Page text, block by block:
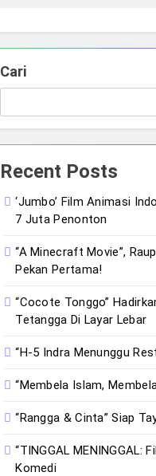
Cari
Recent Posts
‘Jumbo’ Film Animasi
7 Juta Penonton
“A Minecraft Movie”,
Pekan Pertama!
“Cocote Tonggo”
Tetangga Di Layar Lebar
“H-5 Indra Menunggu
“Membela Islam,
“Rangga & Cinta” Siap
“TINGGAL MENINGGAL:
Komedi